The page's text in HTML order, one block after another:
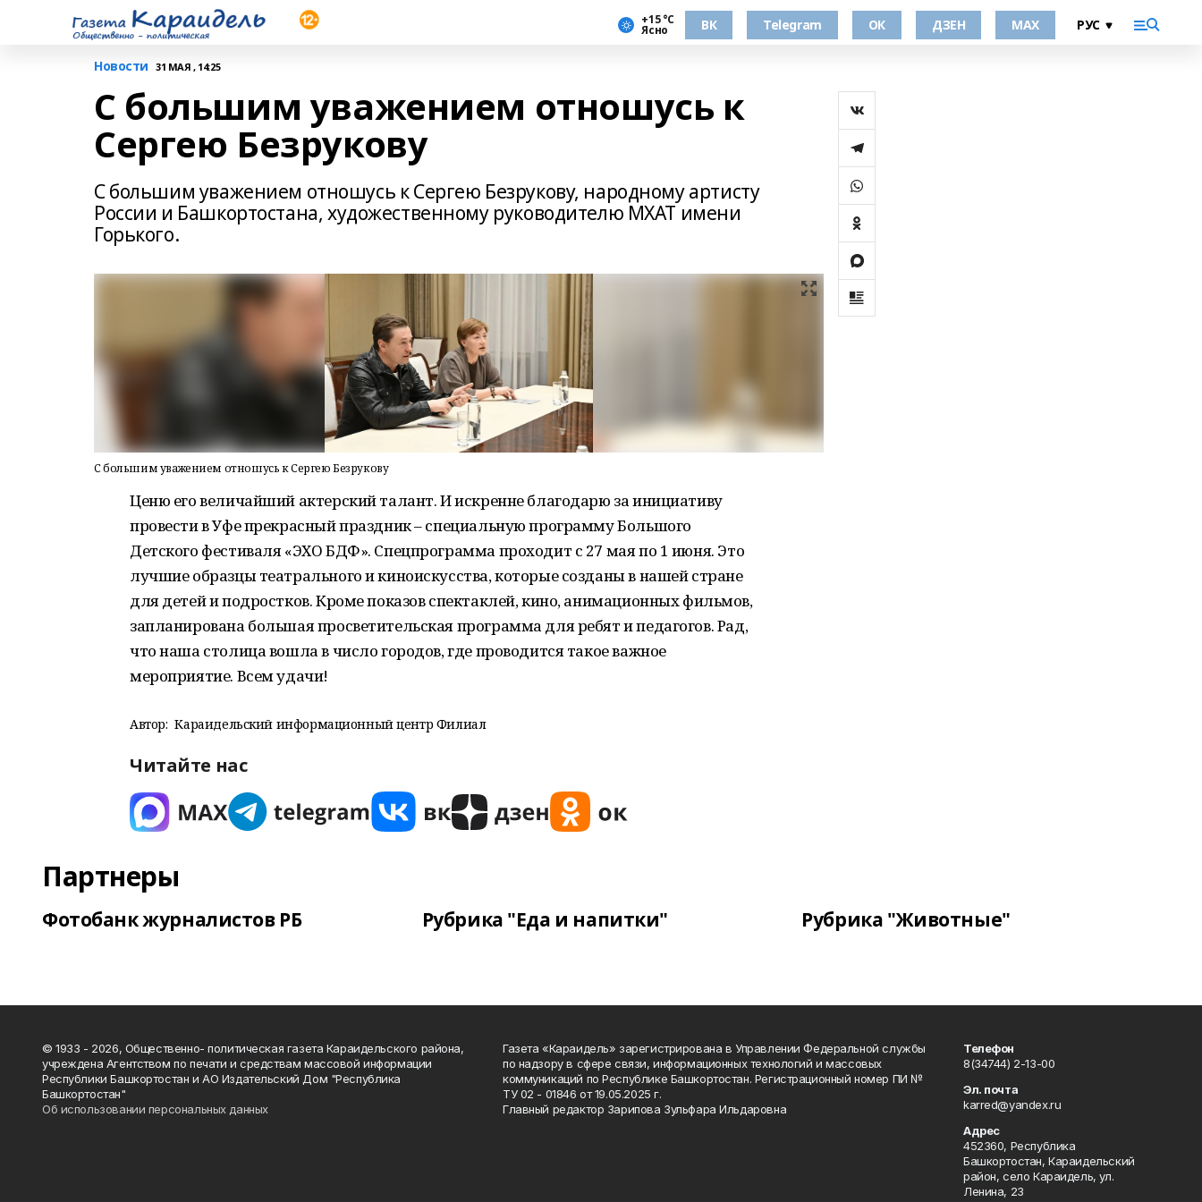
+15 °С
Ясно ВК Telegram ОК ДЗЕН MAX
Новости 31 МАЯ , 14:25
С большим уважением отношусь к
Сергею Безрукову
С большим уважением отношусь к Сергею Безрукову, народному артисту
России и Башкортостана, художественному руководителю МХАТ имени
Горького.
С большим уважением отношусь к Сергею Безрукову
Ценю его величайший актерский талант. И искренне благодарю за инициативу
провести в Уфе прекрасный праздник – специальную программу Большого
Детского фестиваля «ЭХО БДФ». Спецпрограмма проходит с 27 мая по 1 июня. Это
лучшие образцы театрального и киноискусства, которые созданы в нашей стране
для детей и подростков. Кроме показов спектаклей, кино, анимационных фильмов,
запланирована большая просветительская программа для ребят и педагогов. Рад,
что наша столица вошла в число городов, где проводится такое важное
мероприятие. Всем удачи!
Автор: Караидельский информационный центр Филиал
Читайте нас
Партнеры
Фотобанк журналистов РБ Рубрика "Еда и напитки" Рубрика "Животные"
© 1933 - 2026, Общественно- политическая газета Караидельского района,
учреждена Агентством по печати и средствам массовой информации
Республики Башкортостан и АО Издательский Дом "Республика
Башкортостан"
Об использовании персональных данных
Газета «Караидель» зарегистрирована в Управлении Федеральной службы
по надзору в сфере связи, информационных технологий и массовых
коммуникаций по Республике Башкортостан. Регистрационный номер ПИ №
ТУ 02 - 01846 от 19.05.2025 г.
Главный редактор Зарипова Зульфара Ильдаровна
Телефон
8(34744) 2-13-00
Эл. почта
karred@yandex.ru
Адрес
452360, Республика
Башкортостан, Караидельский
район, село Караидель, ул.
Ленина, 23